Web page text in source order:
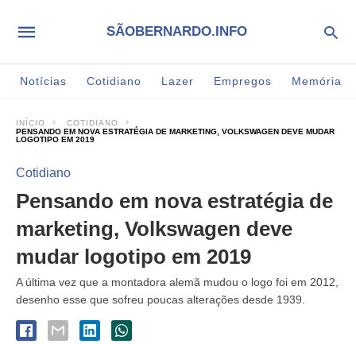
SÃOBERNARDO.INFO
Notícias Cotidiano Lazer Empregos Memória
INÍCIO
COTIDIANO
PENSANDO EM NOVA ESTRATÉGIA DE MARKETING, VOLKSWAGEN DEVE MUDAR
LOGOTIPO EM 2019
Cotidiano
Pensando em nova estratégia de
marketing, Volkswagen deve
mudar logotipo em 2019
A última vez que a montadora alemã mudou o logo foi em 2012,
desenho esse que sofreu poucas alterações desde 1939.